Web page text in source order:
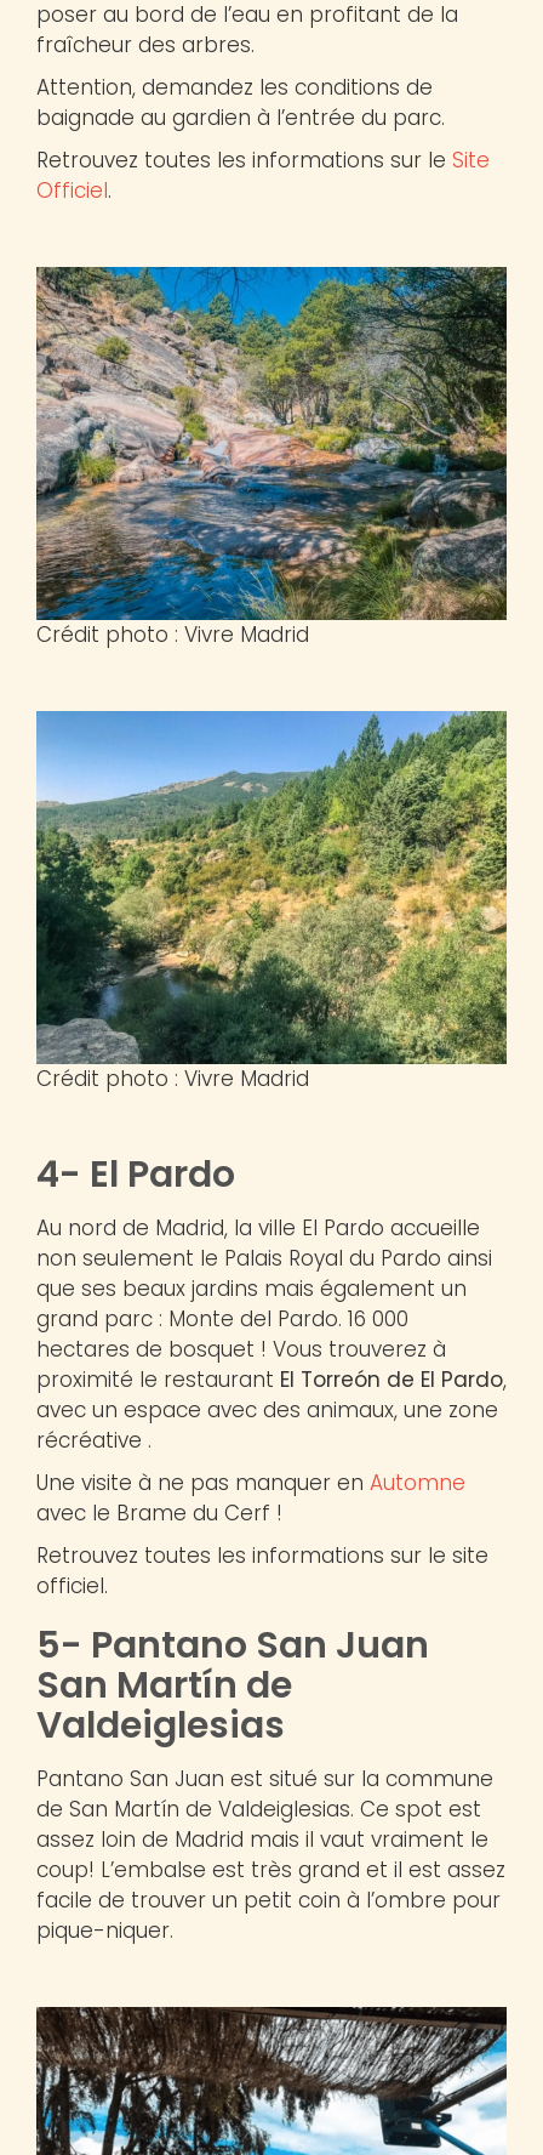
poser au bord de l’eau en profitant de la
fraîcheur des arbres.
Attention, demandez les conditions de
baignade au gardien à l’entrée du parc.
Retrouvez toutes les informations sur le Site
Officiel.
Crédit photo : Vivre Madrid
Crédit photo : Vivre Madrid
4- El Pardo
Au nord de Madrid, la ville El Pardo accueille
non seulement le Palais Royal du Pardo ainsi
que ses beaux jardins mais également un
grand parc : Monte del Pardo. 16 000
hectares de bosquet ! Vous trouverez à
proximité le restaurant El Torreón de El Pardo,
avec un espace avec des animaux, une zone
récréative .
Une visite à ne pas manquer en Automne
avec le Brame du Cerf !
Retrouvez toutes les informations sur le site
officiel.
5- Pantano San Juan
San Martín de
Valdeiglesias
Pantano San Juan est situé sur la commune
de San Martín de Valdeiglesias. Ce spot est
assez loin de Madrid mais il vaut vraiment le
coup! L’embalse est très grand et il est assez
facile de trouver un petit coin à l’ombre pour
pique-niquer.